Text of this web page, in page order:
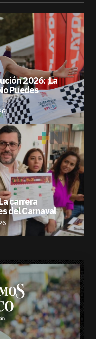
2026: ¡La
Puedes
carrera
del Carnaval